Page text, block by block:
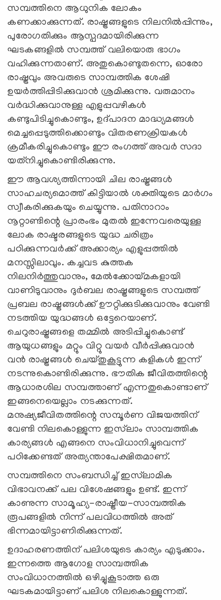
സമ്പത്തിനെ ആധുനിക ലോകം
കണക്കാക്കുന്നത്. രാഷ്ട്രങ്ങളുടെ നിലനില്‍പ്പിന്നും,
പുരോഗതിക്കും ആസ്പദമായിരിക്കുന്ന
ഘടകങ്ങളില്‍ സമ്പത്ത് വലിയൊരു ഭാഗം
വഹിക്കുന്നതാണ്. അതുകൊണ്ടുതന്നെ, ഓരോ
രാഷ്ട്രവും അവരുടെ സാമ്പത്തിക ശേഷി
ഉയര്‍ത്തിപ്പിടിക്കുവാന്‍ ശ്രമിക്കുന്നു. വരുമാനം
വര്‍ദ്ധിക്കുവാനുള്ള എളുപ്പവഴികള്‍
കണ്ടുപിടിച്ചുകൊണ്ടും, ഉദ്പാദന മാദ്ധ്യമങ്ങള്‍
മെച്ചപ്പെടുത്തിക്കൊണ്ടും വിതരണക്രിയകള്‍
ക്രമീകരിച്ചുകൊണ്ടും ഈ രംഗത്ത് അവര്‍ സദാ
യത്‌നിച്ചുകൊണ്ടിരിക്കുന്നു.
ഈ ആവശ്യത്തിന്നായി ചില രാഷ്ട്രങ്ങള്‍
സാഹചര്യമൊത്ത് കിട്ടിയാല്‍ ശക്തിയുടെ മാര്‍ഗം
സ്വീകരിക്കുകയും ചെയ്യുന്നു. പതിനാറാം
നൂറ്റാണ്ടിന്റെ പ്രാരംഭം മുതല്‍ ഇന്നേവരെയുള്ള
ലോക രാഷ്ടരങ്ങളുടെ യുദ്ധ ചരിത്രം
പഠിക്കുന്നവര്‍ക്ക് അക്കാര്യം എളുപ്പത്തില്‍
മനസ്സിലാവും. കച്ചവട കുത്തക
നിലനിര്‍ത്തുവാനും, മേല്‍ക്കോയ്മകളായി
വാണിടുവാനും ദുര്‍ബല രാഷ്ട്രങ്ങളുടെ സമ്പത്ത്
പ്രബല രാഷ്ട്രങ്ങള്‍ക്ക് ഊറ്റിക്കുടിക്കുവാനും വേണ്ടി
നടത്തിയ യുദ്ധങ്ങള്‍ ഒട്ടേറെയാണ്.
ചെറുരാഷ്ട്രങ്ങളെ തമ്മില്‍ അടിപ്പിച്ചുകൊണ്ട്
ആയുധങ്ങളും മറ്റും വിറ്റു വയര്‍ വീര്‍പ്പിക്കുവാന്‍
വന്‍ രാഷ്ട്രങ്ങള്‍ ചെയ്തുകൂട്ടുന്ന കളികള്‍ ഇന്ന്
നടന്നുകൊണ്ടിരിക്കുന്നു. ഭൗതിക ജീവിതത്തിന്റെ
ആധാരശില സമ്പത്താണ് എന്നതുകൊണ്ടാണ്
ഇങ്ങനെയെല്ലാം നടക്കുന്നത്.
മനുഷ്യജീവിതത്തിന്റെ സമ്പൂര്‍ണ വിജയത്തിന്
വേണ്ടി നിലകൊള്ളുന്ന ഇസ്‌ലാം സാമ്പത്തിക
കാര്യങ്ങള്‍ എങ്ങനെ സംവിധാനിച്ചുവെന്ന്
പഠിക്കേണ്ടത് അത്യന്താപേക്ഷിതമാണ്.
സമ്പത്തിനെ സംബന്ധിച്ച് ഇസ്‌ലാമിക
വിഭാവനക്ക് പല വിശേഷങ്ങളും ഉണ്ട്. ഇന്ന്
കാണുന്ന സാമൂഹ്യ-രാഷ്ട്രീയ-സാമ്പത്തിക
രൂപങ്ങളില്‍ നിന്ന് പലവിധത്തില്‍ അത്
ഭിന്നമായിട്ടാണിരിക്കുന്നത്.
ഉദാഹരണത്തിന് പലിശയുടെ കാര്യം എടുക്കാം.
ഇന്നത്തെ ആഗോള സാമ്പത്തിക
സംവിധാനത്തില്‍ ഒഴിച്ചുകൂടാത്ത ഒരു
ഘടകമായിട്ടാണ് പലിശ നിലകൊള്ളുന്നത്.